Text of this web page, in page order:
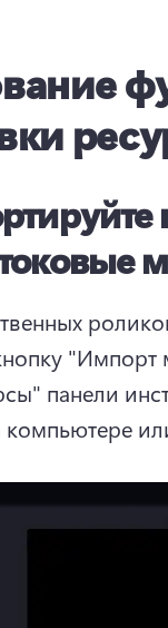
"Импорт
панели